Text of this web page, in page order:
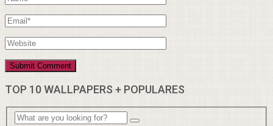
TOP 10 WALLPAPERS + POPULARES